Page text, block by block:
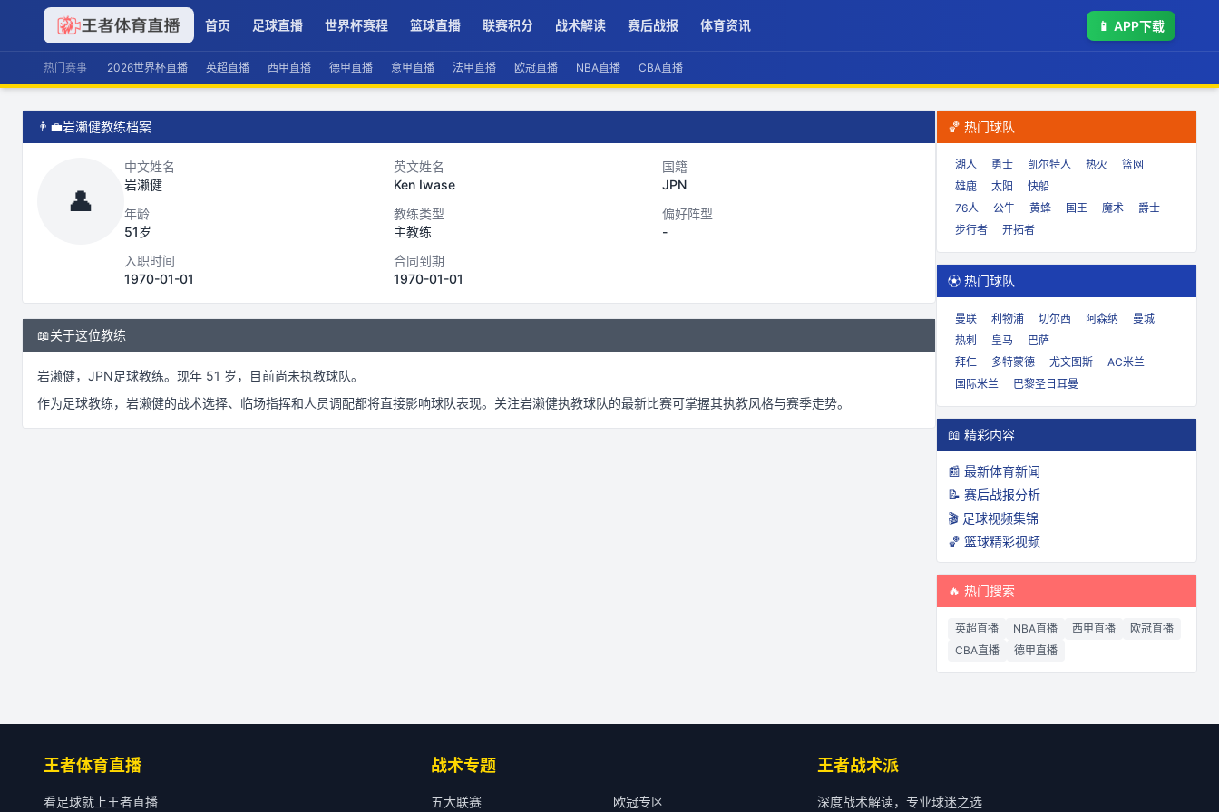
首页 足球直播 世界杯赛程 篮球直播 联赛积分 战术解读 赛后战报 体育资讯 📱 APP下载
热门赛事 2026世界杯直播 英超直播 西甲直播 德甲直播 意甲直播 法甲直播 欧冠直播 NBA直播 CBA直播
👨‍💼岩濑健教练档案
👤
中文姓名
岩濑健
英文姓名
Ken Iwase
国籍
JPN
年龄
51岁
教练类型
主教练
偏好阵型
-
入职时间
1970-01-01
合同到期
1970-01-01
📖关于这位教练
岩濑健， JPN足球教练。 现年 51 岁，
目前尚未执教球队。
作为足球教练， 岩濑健的战术选择、临场指挥和人员调配都将直接影响球队表现。关注岩濑健执教球队的最新比赛可掌握其执教风格与赛季走势。
🏀 热门球队
湖人 勇士 凯尔特人 热火
篮网
雄鹿
太阳
快船
76人
公牛 黄蜂 国王 魔术
爵士
步行者
开拓者
⚽ 热门球队
曼联 利物浦 切尔西 阿森纳
曼城
热刺
皇马
巴萨
拜仁
多特蒙德 尤文图斯
AC米兰
国际米兰
巴黎圣日耳曼
📖 精彩内容
📰 最新体育新闻
📝 赛后战报分析
🎬 足球视频集锦
🏀 篮球精彩视频
🔥 热门搜索
英超直播 NBA直播 西甲直播
欧冠直播
CBA直播
德甲直播
王者体育直播
看足球就上王者直播
战术专题
五大联赛 欧冠专区
王者战术派
深度战术解读，专业球迷之选